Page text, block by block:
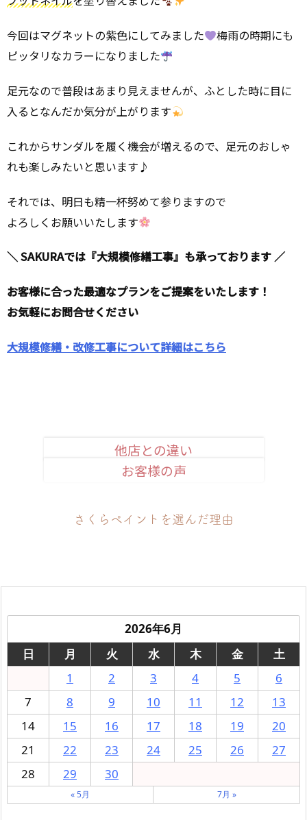
今回はマグネットの紫色にしてみました
梅雨の時期にも
ピッタリなカラーになりました
足元なので普段はあまり見えませんが、ふとした時に目に
入るとなんだか気分が上がります
これからサンダルを履く機会が増えるので、足元のおしゃ
れも楽しみたいと思います♪
それでは、明日も精一杯努めて参りますので
よろしくお願いいたします
＼ SAKURAでは『大規模修繕工事』も承っております ／
お客様に合った最適なプランをご提案をいたします！
お気軽にお問合せください
大規模修繕・改修工事について詳細はこちら
安心品質のお約束
他店との違い
さくらペイントを選んだ理由
お客様の声
2026年6月
日
月 火 水 木 金
土
1
2 3 4 5
6
7
8 9 10 11 12
13
14
15 16 17 18 19
20
21
22 23 24 25 26
27
28
29 30
« 5月 7月 »